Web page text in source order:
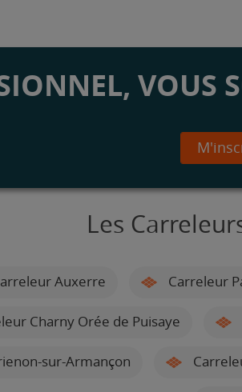
VOUS
Les
Auxerre Carreleur
Charny Orée de Puisaye
sur-Armançon